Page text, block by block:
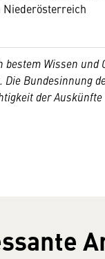
Niederösterreich
Wissen
Bundesinnung
der